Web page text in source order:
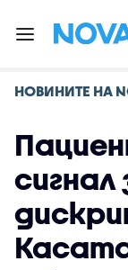
НОВИНИТЕ НА
сигнал